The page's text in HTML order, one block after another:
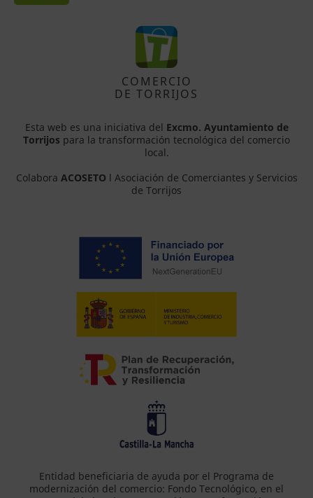
COMERCIO
DE TORRIJOS
Esta web es una iniciativa del Excmo. Ayuntamiento de
Torrijos para la transformación tecnológica del comercio
local.
Colabora ACOSETO l Asociación de Comerciantes y Servicios
de Torrijos
Entidad beneficiaria de ayuda por el Programa de
modernización del comercio: Fondo Tecnológico, en el